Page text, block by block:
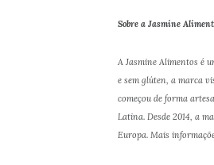
Sobre a Jasmine
A Jasmine Alimentos é
e sem glúten, a marca
começou de forma
Latina. Desde 2014, a
Europa. Mais